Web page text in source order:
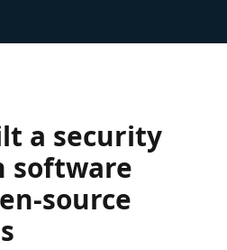
a security
software
source